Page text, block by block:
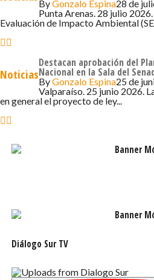
aprobó los recursos para
requiere, porque nosotros
pavimentadas sus calles implica
el verano ni barro en el invierno
subir la plusvalía de sus
calles Mario Rocca-Hernando de
ByGonzalo Espina28 de
Punta Arenas. 28 julio
Evaluación de Impacto Ambiental
Noticias
Destacan aprobación del
Nacional en la Sala del
ByGonzalo Espina25 de
Valparaíso. 25 junio 2026.
en general el proyecto de ley...
Diálogo Sur TV